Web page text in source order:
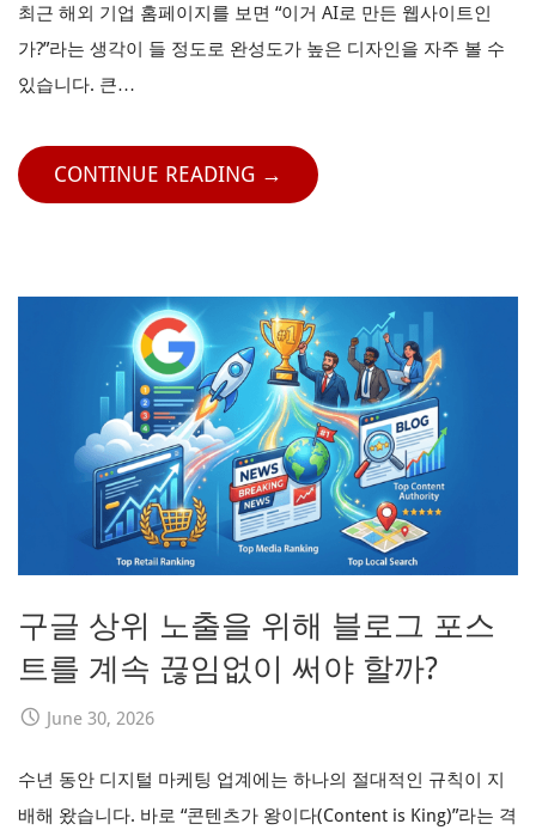
최근 해외 기업 홈페이지를 보면 “이거 AI로 만든 웹사이트인
가?”라는 생각이 들 정도로 완성도가 높은 디자인을 자주 볼 수
있습니다. 큰…
CONTINUE READING →
구글 상위 노출을 위해 블로그 포스
트를 계속 끊임없이 써야 할까?
June 30, 2026
수년 동안 디지털 마케팅 업계에는 하나의 절대적인 규칙이 지
배해 왔습니다. 바로 “콘텐츠가 왕이다(Content is King)”라는 격